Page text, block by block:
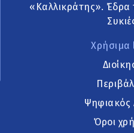
«Καλλικράτης». Έδρα
Χρήσιμα
Ψηφιακός
Όροι